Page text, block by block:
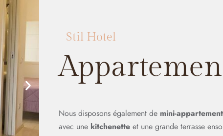
Stil Hotel
Nous disposons également de mini-
avec une kitchenette et une grande terrasse